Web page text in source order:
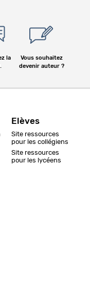
la
Vous souhaitez
devenir auteur ?
Elèves
Site ressources
pour les collégiens
Site ressources
pour les lycéens